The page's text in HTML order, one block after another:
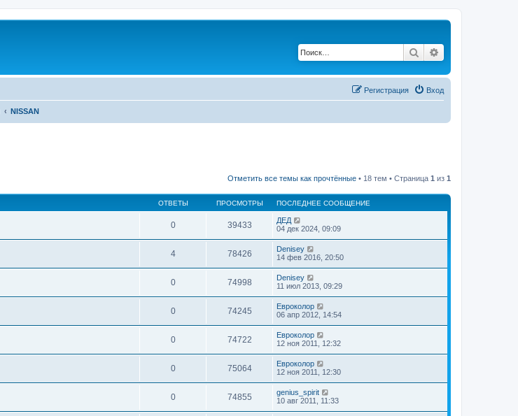
Поиск
Вход
Регистрация
NISSAN
Отметить все темы как прочтённые • 18 тем • Страница 1 из 1
ОТВЕТЫ ПРОСМОТРЫ ПОСЛЕДНЕЕ СООБЩЕНИЕ
0 39433
ДЕД
04 дек 2024, 09:09
4 78426
Denisey
14 фев 2016, 20:50
0 74998
Denisey
11 июл 2013, 09:29
0 74245
Евроколор
06 апр 2012, 14:54
0 74722
Евроколор
12 ноя 2011, 12:32
0 75064
Евроколор
12 ноя 2011, 12:30
0 74855
genius_spirit
10 авг 2011, 11:33